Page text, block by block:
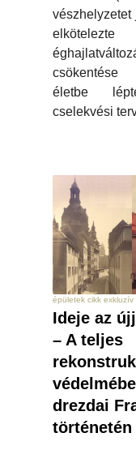
vészhelyzetet
életbe
cselekvési
épületek cikk exkluzív
Ideje az
– A teljes
drezdai